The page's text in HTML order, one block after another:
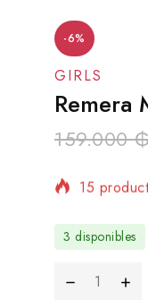
-6%
GIRLS
Remera
159.000
15
¡Se
3 disponibles